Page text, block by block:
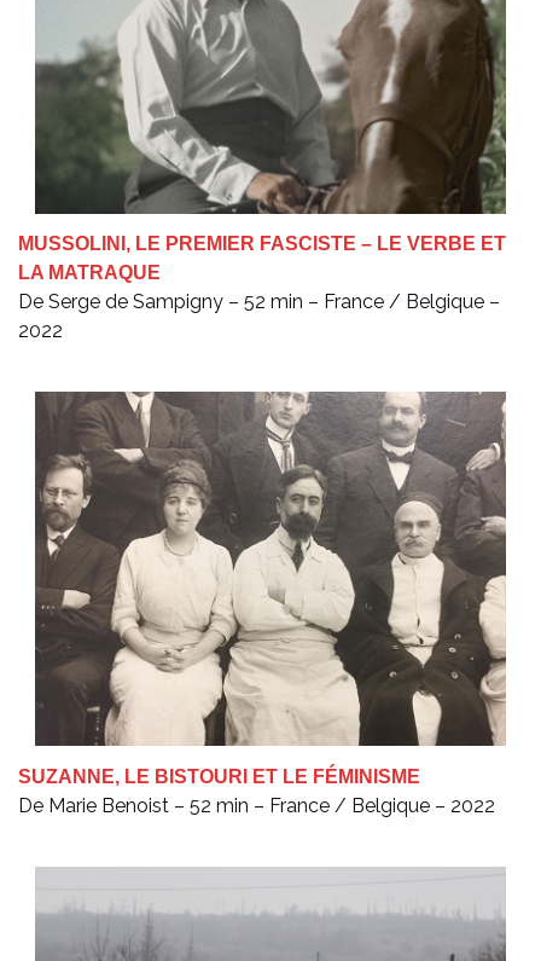
MUSSOLINI, LE PREMIER FASCISTE – LE VERBE ET
LA MATRAQUE
De Serge de Sampigny – 52 min – France / Belgique –
2022
SUZANNE, LE BISTOURI ET LE FÉMINISME
De Marie Benoist – 52 min – France / Belgique – 2022